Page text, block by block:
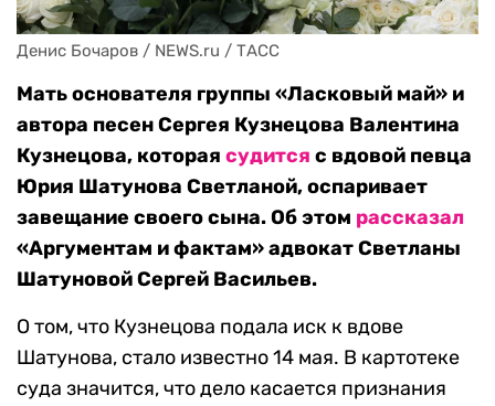
Денис Бочаров / NEWS.ru / ТАСС
Мать основателя группы «Ласковый май» и
автора песен Сергея Кузнецова Валентина
Кузнецова, которая судится с вдовой певца
Юрия Шатунова Светланой, оспаривает
завещание своего сына. Об этом рассказал
«Аргументам и фактам» адвокат Светланы
Шатуновой Сергей Васильев.
О том, что Кузнецова подала иск к вдове
Шатунова, стало известно 14 мая. В картотеке
суда значится, что дело касается признания